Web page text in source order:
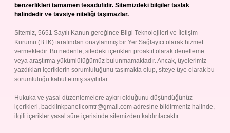
benzerlikleri tamamen tesadüfidir. Sitemizdeki bilgiler taslak
halindedir ve tavsiye niteliği taşımazlar.
Sitemiz, 5651 Sayılı Kanun gereğince Bilgi Teknolojileri ve İletişim
Kurumu (BTK) tarafından onaylanmış bir Yer Sağlayıcı olarak hizmet
vermektedir. Bu nedenle, sitedeki içerikleri proaktif olarak denetleme
veya araştırma yükümlülüğümüz bulunmamaktadır. Ancak, üyelerimiz
yazdıkları içeriklerin sorumluluğunu taşımakta olup, siteye üye olarak bu
sorumluluğu kabul etmiş sayılırlar.
Hukuka ve yasal düzenlemelere aykırı olduğunu düşündüğünüz
içerikleri, backlinkpanelicomtr@gmail.com adresine bildirmeniz halinde,
ilgili içerikler yasal süre içerisinde sitemizden kaldırılacaktır.